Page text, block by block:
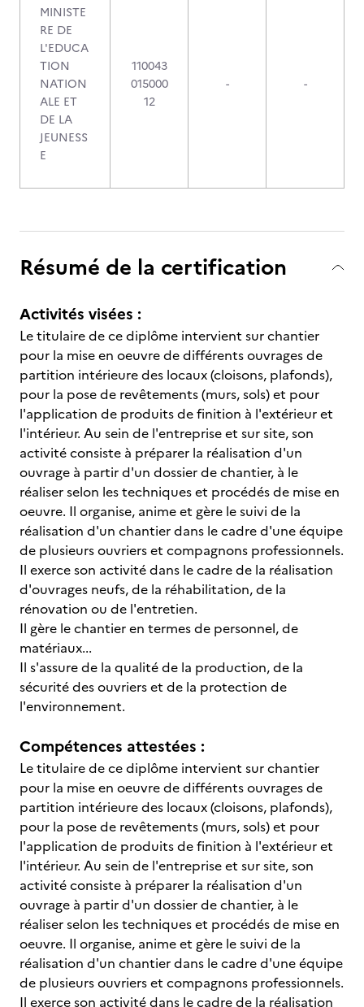
MINISTE
RE DE
L'EDUCA
TION
NATION
ALE ET
DE LA
JEUNESS
E
110043
015000
12
- -
Résumé de la certification
Activités visées :
Le titulaire de ce diplôme intervient sur chantier
pour la mise en oeuvre de différents ouvrages de
partition intérieure des locaux (cloisons, plafonds),
pour la pose de revêtements (murs, sols) et pour
l'application de produits de finition à l'extérieur et
l'intérieur. Au sein de l'entreprise et sur site, son
activité consiste à préparer la réalisation d'un
ouvrage à partir d'un dossier de chantier, à le
réaliser selon les techniques et procédés de mise en
oeuvre. Il organise, anime et gère le suivi de la
réalisation d'un chantier dans le cadre d'une équipe
de plusieurs ouvriers et compagnons professionnels.
Il exerce son activité dans le cadre de la réalisation
d'ouvrages neufs, de la réhabilitation, de la
rénovation ou de l'entretien.
Il gère le chantier en termes de personnel, de
matériaux...
Il s'assure de la qualité de la production, de la
sécurité des ouvriers et de la protection de
l'environnement.
Compétences attestées :
Le titulaire de ce diplôme intervient sur chantier
pour la mise en oeuvre de différents ouvrages de
partition intérieure des locaux (cloisons, plafonds),
pour la pose de revêtements (murs, sols) et pour
l'application de produits de finition à l'extérieur et
l'intérieur. Au sein de l'entreprise et sur site, son
activité consiste à préparer la réalisation d'un
ouvrage à partir d'un dossier de chantier, à le
réaliser selon les techniques et procédés de mise en
oeuvre. Il organise, anime et gère le suivi de la
réalisation d'un chantier dans le cadre d'une équipe
de plusieurs ouvriers et compagnons professionnels.
Il exerce son activité dans le cadre de la réalisation